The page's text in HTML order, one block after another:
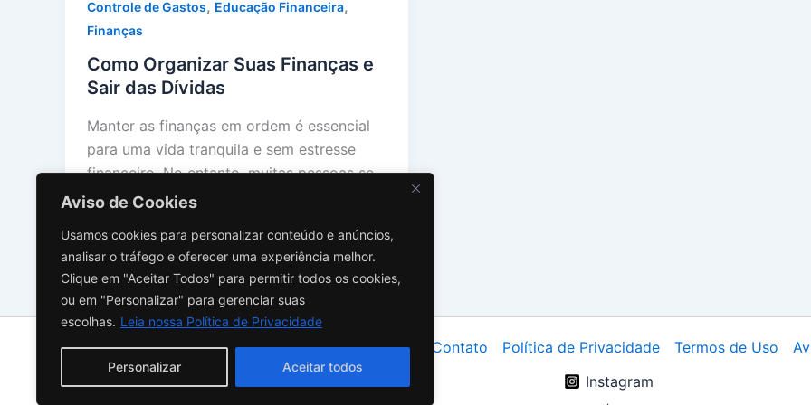
Aviso de Cookies
Usamos cookies para personalizar conteúdo e anúncios,
analisar o tráfego e oferecer uma experiência melhor.
Clique em "Aceitar Todos" para permitir todos os cookies,
ou em "Personalizar" para gerenciar suas
escolhas. Leia nossa Política de Privacidade
Personalizar Aceitar todos
Controle de Gastos, Educação Financeira,
Finanças
Como Organizar Suas Finanças e
Sair das Dívidas
Manter as finanças em ordem é essencial
para uma vida tranquila e sem estresse
financeiro. No entanto, muitas pessoas se
[…]
Sobre Nós Contato Política de Privacidade Termos de Uso
Instagram